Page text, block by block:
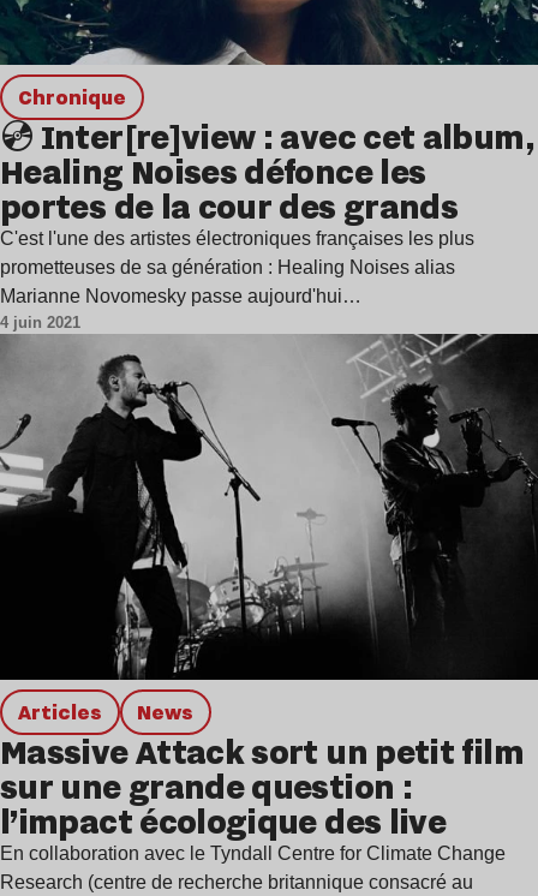
chronique
💿 Inter[re]view : avec cet album,
Healing Noises défonce les
portes de la cour des grands
C'est l'une des artistes électroniques françaises les plus
prometteuses de sa génération : Healing Noises alias
Marianne Novomesky passe aujourd'hui…
4 juin 2021
Articles news
Massive Attack sort un petit film
sur une grande question :
l’impact écologique des live
En collaboration avec le Tyndall Centre for Climate Change
Research (centre de recherche britannique consacré au